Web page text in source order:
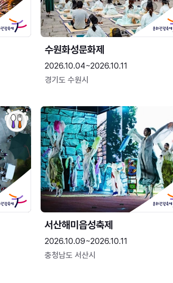
수원화성문화제
2026.10.04~2026.10.11
경기도 수원시
서산해미읍성축제
2026.10.09~2026.10.11
충청남도 서산시